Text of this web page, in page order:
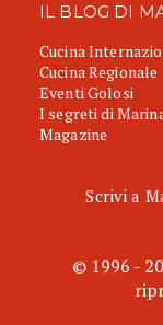
IL BLOG DI
Cucina
Cucina Regionale
Eventi Golosi
I segreti di
Magazine
Scrivi a
© 1996 -